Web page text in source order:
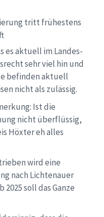
tritt frühestens
es aktuell im Landes-
sehr viel hin und
befinden aktuell
nicht als zulässig.
Ist die
nicht überflüssig,
Höxter eh alles
wird eine
nach Lichtenauer
2025soll das Ganze